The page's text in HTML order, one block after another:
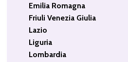
Emilia Romagna
Friuli Venezia Giulia
Lazio
Liguria
Lombardia